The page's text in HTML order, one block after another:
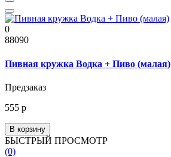
0
88090
Пивная кружка Водка + Пиво (малая)
Предзаказ
555 р
В корзину
БЫСТРЫЙ ПРОСМОТР
(0)